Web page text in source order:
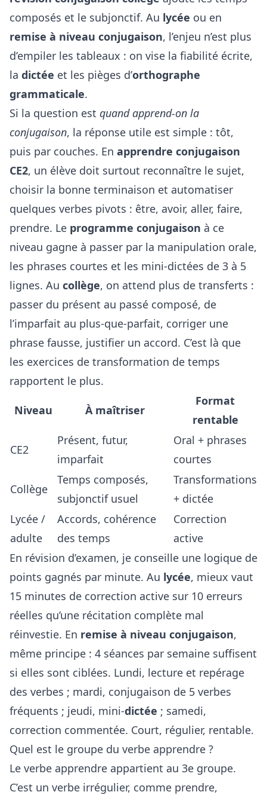
composés et le subjonctif. Au lycée ou en
remise à niveau conjugaison, l’enjeu n’est plus
d’empiler les tableaux : on vise la fiabilité écrite,
la dictée et les pièges d’orthographe
grammaticale.
Si la question est quand apprend-on la
conjugaison, la réponse utile est simple : tôt,
puis par couches. En apprendre conjugaison
CE2, un élève doit surtout reconnaître le sujet,
choisir la bonne terminaison et automatiser
quelques verbes pivots : être, avoir, aller, faire,
prendre. Le programme conjugaison à ce
niveau gagne à passer par la manipulation orale,
les phrases courtes et les mini-dictées de 3 à 5
lignes. Au collège, on attend plus de transferts :
passer du présent au passé composé, de
l’imparfait au plus-que-parfait, corriger une
phrase fausse, justifier un accord. C’est là que
les exercices de transformation de temps
rapportent le plus.
Niveau À maîtriser
Format
rentable
CE2
Présent, futur,
imparfait
Oral + phrases
courtes
Collège
Temps composés,
subjonctif usuel
Transformations
+ dictée
Lycée /
adulte
Accords, cohérence
des temps
Correction
active
En révision d’examen, je conseille une logique de
points gagnés par minute. Au lycée, mieux vaut
15 minutes de correction active sur 10 erreurs
réelles qu’une récitation complète mal
réinvestie. En remise à niveau conjugaison,
même principe : 4 séances par semaine suffisent
si elles sont ciblées. Lundi, lecture et repérage
des verbes ; mardi, conjugaison de 5 verbes
fréquents ; jeudi, mini-dictée ; samedi,
correction commentée. Court, régulier, rentable.
Quel est le groupe du verbe apprendre ?
Le verbe apprendre appartient au 3e groupe.
C’est un verbe irrégulier, comme prendre,